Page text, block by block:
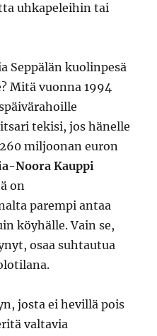
uhkapeleihin tai
Seppälän kuolinpesä
Mitä vuonna 1994
tekisi, jos hänelle
miljoonan euron
Noora Kauppi
on
parempi antaa
köyhälle. Vain se,
osaa suhtautua
josta ei hevillä pois
valtavia